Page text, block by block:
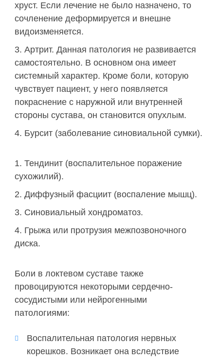
хруст. Если лечение не было назначено, то
сочленение деформируется и внешне
видоизменяется.
Артрит. Данная патология не развивается
самостоятельно. В основном она имеет
системный характер. Кроме боли, которую
чувствует пациент, у него появляется
покраснение с наружной или внутренней
стороны сустава, он становится опухлым.
Бурсит (заболевание синовиальной сумки).
Тендинит (воспалительное поражение
сухожилий).
Диффузный фасциит (воспаление мышц).
Синовиальный хондроматоз.
Грыжа или протрузия межпозвоночного
диска.
Боли в локтевом суставе также
провоцируются некоторыми сердечно-
сосудистыми или нейрогенными
патологиями:
Воспалительная патология нервных
корешков. Возникает она вследствие